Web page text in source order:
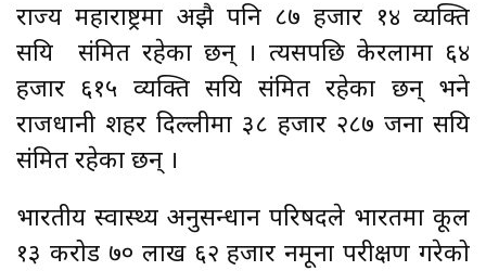
राज्य महाराष्ट्रमा अझै पनि ८७ हजार १४ व्यक्ति
सक्रिय संक्रमित रहेका छन् । त्यसपछि केरलामा ६४
हजार ६१५ व्यक्ति सक्रिय संक्रमित रहेका छन् भने
राजधानी शहर दिल्लीमा ३८ हजार २८७ जना सक्रिय
संक्रमित रहेका छन् ।
भारतीय स्वास्थ्य अनुसन्धान परिषदले भारतमा कूल
१३ करोड ७० लाख ६२ हजार नमूना परीक्षण गरेको